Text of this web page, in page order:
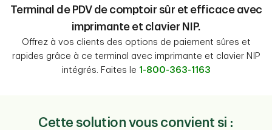
Terminal de PDV de comptoir sûr et efficace avec
imprimante et clavier NIP.
Offrez à vos clients des options de paiement sûres et
rapides grâce à ce terminal avec imprimante et clavier NIP
intégrés. Faites le 1-800-363-1163
Cette solution vous convient si :